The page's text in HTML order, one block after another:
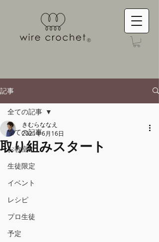
記事
全ての記事
お教室
生徒限定
イベント
レシピ
プロ生徒
予定
全ての記事
取り組みスタート
きむらななえ
2021年6月16日